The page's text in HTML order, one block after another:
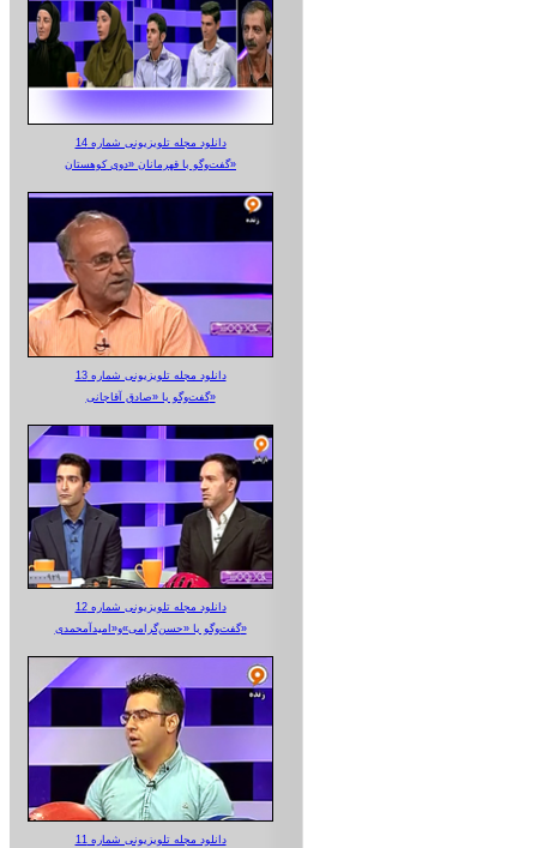
دانلود مجله تلویزیونی شماره 14
گفت‌وگو با قهرمانان «دوی کوهستان»
دانلود مجله تلویزیونی شماره 13
گفت‌وگو با «صادق آقاجانی»
دانلود مجله تلویزیونی شماره 12
گفت‌وگو با «حسن‌گرامی»و«امیدآمحمدی»
دانلود مجله تلویزیونی شماره 11